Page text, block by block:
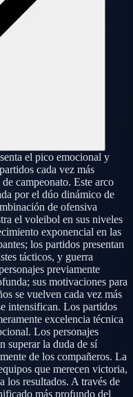
el pico emocional y
cada vez más
campeonato. Este arco
por el dúo dinámico de
de ofensiva
el voleibol en sus niveles
exponencial en las
los partidos presentan
tácticos, y guerra
previamente
sus motivaciones para
se vuelven cada vez más
intensifican. Los partidos
excelencia técnica
Los personajes
superar la duda de sí
de los compañeros. La
que merecen victoria,
los resultados. A través de
más profundo del